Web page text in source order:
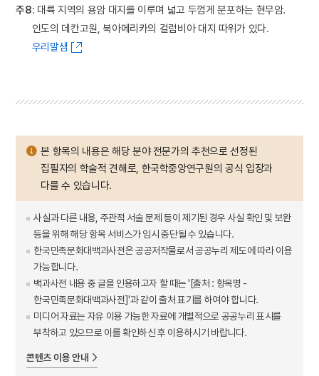
주8: 대륙 지역의 용암 대지를 이루며 넓고 두껍게 분포하는 현무암.
인도의 데칸고원, 북아메리카의 컬럼비아 대지 따위가 있다.
우리말샘
본 항목의 내용은 해당 분야 전문가의 추천으로 선정된
집필자의 학술적 견해로, 한국학중앙연구원의 공식 입장과
다를 수 있습니다.
사실과 다른 내용, 주관적 서술 문제 등이 제기된 경우 사실 확인 및 보완
등을 위해 해당 항목 서비스가 임시 중단될 수 있습니다.
한국민족문화대백과사전은 공공저작물로서 공공누리 제도에 따라 이용
가능합니다.
백과사전 내용 중 글을 인용하고자 할 때는 '[출처 : 항목명 -
한국민족문화대백과사전]'과 같이 출처 표기를 하여야 합니다.
미디어 자료는 자유 이용 가능한 자료에 개별적으로 공공누리 표시를
부착하고 있으므로 이를 확인하신 후 이용하시기 바랍니다.
콘텐츠 이용 안내